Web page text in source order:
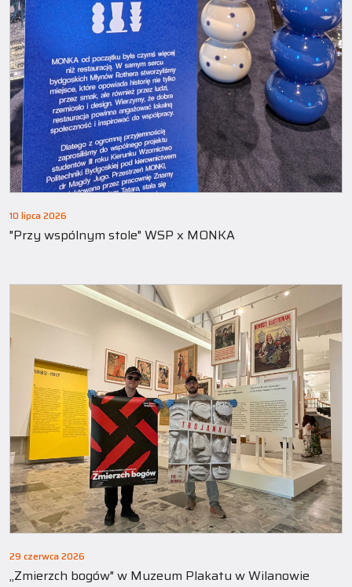
10 lipca 2026
"Przy wspólnym stole" WSP x MONKA
29 czerwca 2026
„Zmierzch bogów" w Muzeum Plakatu w Wilanowie